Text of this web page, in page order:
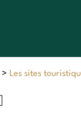
> Les sites